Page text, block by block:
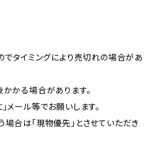
タイミングにより売切れの場合があ
かる場合があります。
メール等でお願いします。
合は「現物優先」とさせていただき